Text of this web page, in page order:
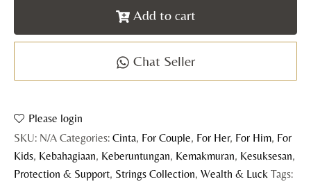
Add to cart
Chat Seller
Please login
SKU: N/A Categories: Cinta, For Couple, For Her, For Him, For
Kids, Kebahagiaan, Keberuntungan, Kemakmuran, Kesuksesan,
Protection & Support, Strings Collection, Wealth & Luck Tags: